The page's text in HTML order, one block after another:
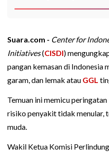
Suara.com - Center for
Initiatives(CISDI)
pangan kemasan di Indonesia
garam, dan lemak atau GGL
Temuan ini memicu
risiko penyakit tidak menular,
muda.
Wakil Ketua Komisi